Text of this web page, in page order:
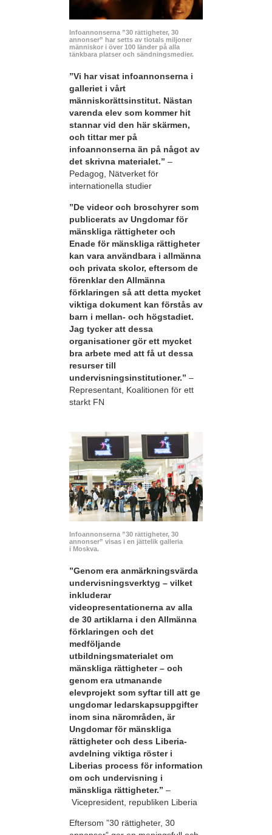
Infoannonserna ”30 rättigheter, 30
annonser” har setts av tiotals miljoner
människor i över 100 länder på alla
tänkbara platser och sändningsmedier.
”Vi har visat infoannonserna i
galleriet i vårt
människorättsinstitut. Nästan
varenda elev som kommer hit
stannar vid den här skärmen,
och tittar mer på
infoannonserna än på något av
det skrivna materialet.” –
Pedagog, Nätverket för
internationella studier
”De videor och broschyrer som
publicerats av Ungdomar för
mänskliga rättigheter och
Enade för mänskliga rättigheter
kan vara användbara i allmänna
och privata skolor, eftersom de
förenklar den Allmänna
förklaringen så att detta mycket
viktiga dokument kan förstås av
barn i mellan- och högstadiet.
Jag tycker att dessa
organisationer gör ett mycket
bra arbete med att få ut dessa
resurser till
undervisningsinstitutioner.” –
Representant, Koalitionen för ett
starkt FN
Infoannonserna ”30 rättigheter, 30
annonser” visas i en jättelik galleria
i Moskva.
”Genom era anmärkningsvärda
undervisningsverktyg – vilket
inkluderar
videopresentationerna av alla
de 30 artiklarna i den Allmänna
förklaringen och det
medföljande
utbildningsmaterialet om
mänskliga rättigheter – och
genom era utmanande
elevprojekt som syftar till att ge
ungdomar ledarskapsuppgifter
inom sina närområden, är
Ungdomar för mänskliga
rättigheter och dess Liberia-
avdelning viktiga röster i
Liberias process för information
om och undervisning i
mänskliga rättigheter.” –
Vicepresident, republiken Liberia
Eftersom ”30 rättigheter, 30